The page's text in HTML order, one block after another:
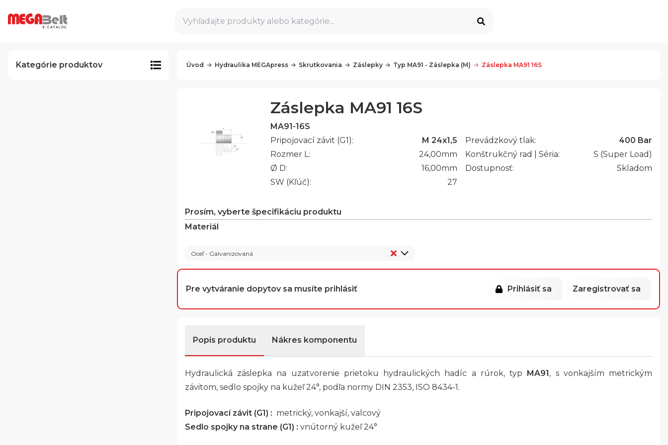
E-CATALOG
Vyhľadajte produkty alebo kategórie...
Kategórie produktov Úvod Hydraulika MEGApress Skrutkovania Záslepky Typ MA91 - Záslepka (M) Záslepka MA91 16S
Záslepka MA91 16S
MA91-16S
Pripojovací závit (G1):
M 24x1,5
Rozmer L:
24,00mm
Ø D:
16,00mm
SW (Kľúč):
27
Prevádzkový tlak:
400 Bar
Konštrukčný rad | Séria:
S (Super Load)
Dostupnosť:
Skladom
Prosím, vyberte špecifikáciu produktu
Materiál
Oceľ - Galvanizovaná
Pre vytváranie dopytov sa musíte prihlásiť Prihlásiť sa Zaregistrovať sa
Popis produktu Nákres komponentu
Hydraulická záslepka na uzatvorenie prietoku hydraulických hadíc a rúrok, typ MA91, s vonkajším metrickým
závitom, sedlo spojky na kužeľ 24°, podľa normy DIN 2353, ISO 8434-1.
Pripojovací závit (G1) : metrický, vonkajší, valcový
Sedlo spojky na strane (G1) : vnútorný kužeľ 24°